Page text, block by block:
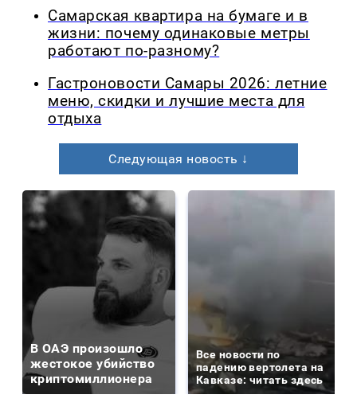
Самарская квартира на бумаге и в
жизни: почему одинаковые метры
работают по-разному?
Гастроновости Самары 2026: летние
меню, скидки и лучшие места для
отдыха
Следующая новость ↓
В ОАЭ произошло
жестокое убийство
криптомиллионера
Все новости по
падению вертолета на
Кавказе: читать здесь